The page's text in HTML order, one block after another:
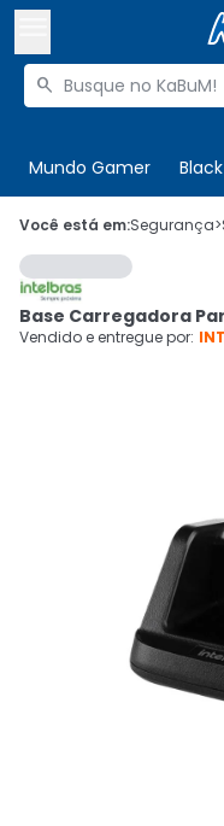
Buscar produtos

Mundo Gamer
 Olá. Acesse
 Departamentos
Cupons
Você está em:Segurança>
Base Carregadora
Vendido e entregue por: